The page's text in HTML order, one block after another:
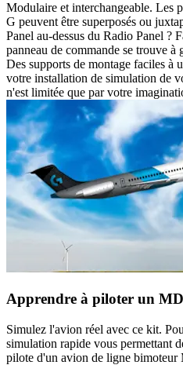
Modulaire et interchangeable. Les
G peuvent être superposés ou
Panel au-dessus du Radio Panel ?
panneau de commande se trouve
Des supports de montage faciles à
votre installation de simulation de
n'est limitée que par votre
Apprendre à piloter un
Simulez l'avion réel avec ce kit.
simulation rapide vous permettant
pilote d'un avion de ligne bimoteur